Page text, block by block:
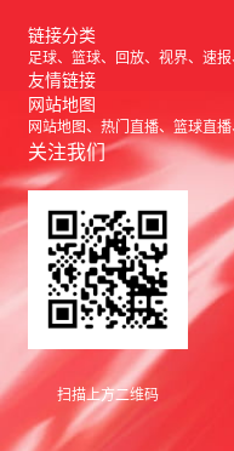
链接分类
足球 篮球 回放 视界 速报
友情链接
网站地图
网站地图 热门直播 篮球直播
关注我们
扫描上方二维码